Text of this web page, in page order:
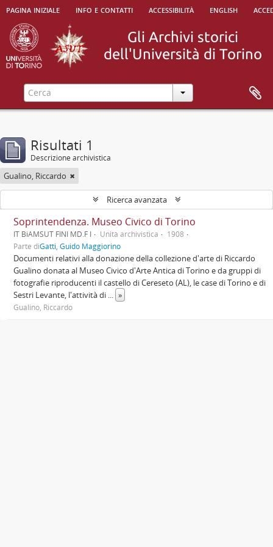
pagina iniziale info e contatti accessibilità english
Risultati 1
Descrizione archivistica
Gualino, Riccardo
Ricerca avanzata
Soprintendenza. Museo Civico di Torino
IT BiAMSUT FINI MD.F I Unità archivistica
1908
Parte diGatti, Guido Maggiorino
Documenti relativi alla donazione della collezione d'arte di Riccardo
Gualino donata al Museo Civico d'Arte Antica di Torino e da gruppi di
fotografie riproducenti il castello di Cereseto (AL), le case di Torino e di
Sestri Levante, l'attività di ... »
Gualino, Riccardo